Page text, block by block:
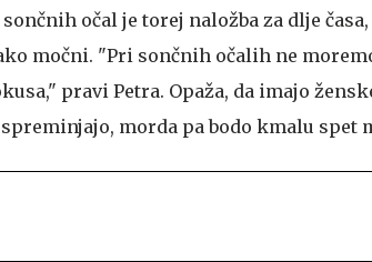
očal je torej naložba za dlje časa,
močni. "Pri sončnih očalih ne
pravi Petra. Opaža, da imajo
morda pa bodo kmalu spet